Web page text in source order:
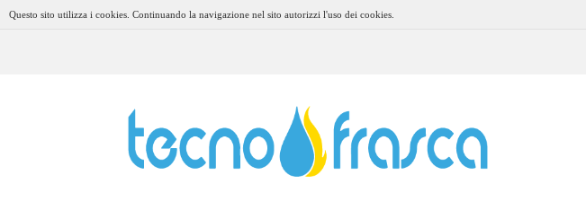
Questo sito utilizza i cookies. Continuando la navigazione nel sito autorizzi l'uso dei cookies.